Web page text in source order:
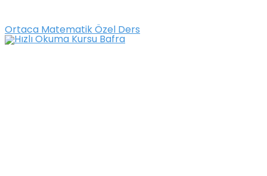
Ortaca Matematik Özel Ders